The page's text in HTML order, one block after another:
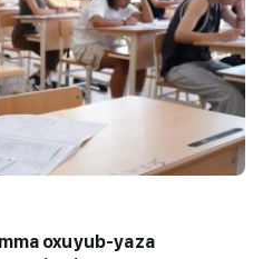
oxuyub-yaza